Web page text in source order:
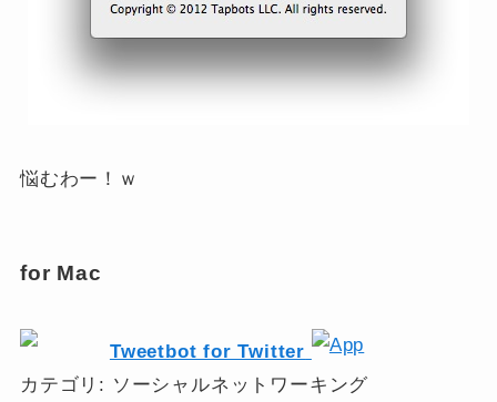
悩むわー！ｗ
for Mac
Tweetbot for Twitter
カテゴリ: ソーシャルネットワーキング